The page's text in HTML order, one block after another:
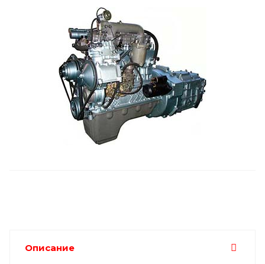
Описание